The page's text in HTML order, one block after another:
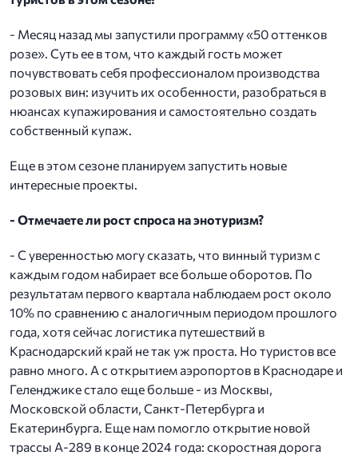
- Месяц назад мы запустили программу «50 оттенков
розе». Суть ее в том, что каждый гость может
почувствовать себя профессионалом производства
розовых вин: изучить их особенности, разобраться в
нюансах купажирования и самостоятельно создать
собственный купаж.
Еще в этом сезоне планируем запустить новые
интересные проекты.
- Отмечаете ли рост спроса на энотуризм?
- С уверенностью могу сказать, что винный туризм с
каждым годом набирает все больше оборотов. По
результатам первого квартала наблюдаем рост около
10% по сравнению с аналогичным периодом прошлого
года, хотя сейчас логистика путешествий в
Краснодарский край не так уж проста. Но туристов все
равно много. А с открытием аэропортов в Краснодаре и
Геленджике стало еще больше - из Москвы,
Московской области, Санкт-Петербурга и
Екатеринбурга. Еще нам помогло открытие новой
трассы А-289 в конце 2024 года: скоростная дорога